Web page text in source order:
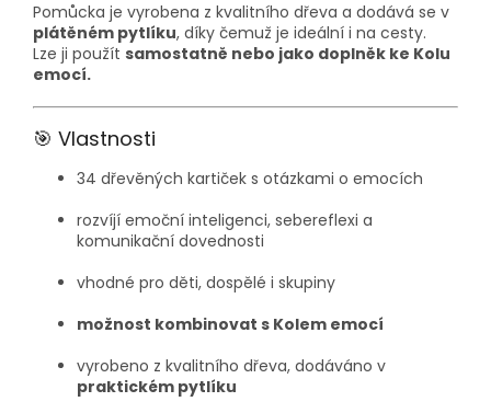
Pomůcka je vyrobena z kvalitního dřeva a dodává se v
plátěném pytlíku, díky čemuž je ideální i na cesty.
Lze ji použít samostatně nebo jako doplněk ke Kolu
emocí.
🎯 Vlastnosti
34 dřevěných kartiček s otázkami o emocích
rozvíjí emoční inteligenci, sebereflexi a
komunikační dovednosti
vhodné pro děti, dospělé i skupiny
možnost kombinovat s Kolem emocí
vyrobeno z kvalitního dřeva, dodáváno v
praktickém pytlíku